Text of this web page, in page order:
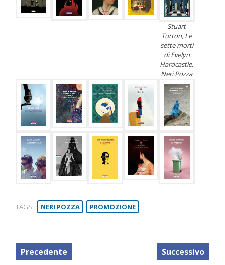
Stuart
Turton, Le
sette morti
di Evelyn
Hardcastle,
Neri Pozza
TAGS: NERI POZZA PROMOZIONE
Precedente Successivo